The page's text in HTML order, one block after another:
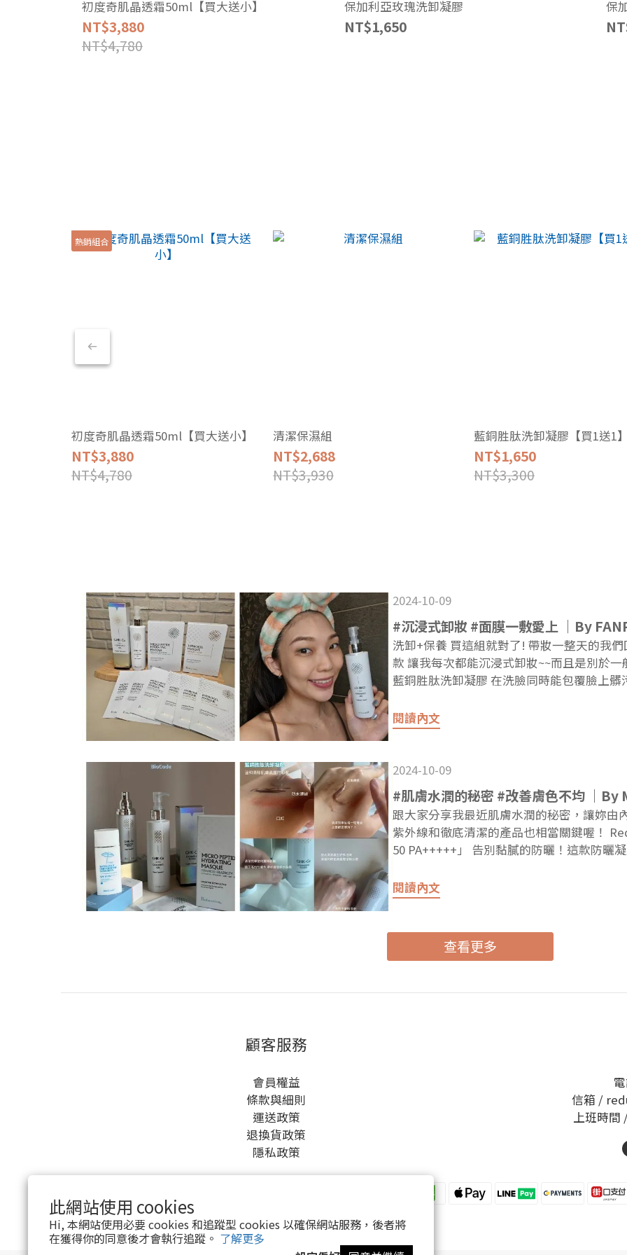
此網站使用 cookies
Hi, 本網站使用必要 cookies 和追蹤型 cookies 以確保網站服務，後者將
在獲得你的同意後才會執行追蹤。 了解更多
初度奇肌晶透霜50ml【買大送小】
NT$3,880
NT$4,780
保加利亞玫瑰洗卸凝膠
NT$1,650
保
熱銷組合
初度奇肌晶透霜50ml【買大送小】
NT$3,880
NT$4,780
清潔保濕組
NT$2,688
NT$3,930
藍銅胜肽洗卸凝膠【買1送1
NT$1,650
NT$3,300
2024-10-09
#沉浸式卸妝 #面膜一敷愛上 ｜By
洗卸+保養 買這組就對了! 帶妝一整天的我
款 讓我每次都能沉浸式卸妝~~而且是別於
藍銅胜肽洗卸凝膠 在洗臉同時能包覆臉上
新， 重點是可以緊緻肌膚‼接著可以直接加
溫和但同時又保持水潤， 洗的時候還有淡
卸妝洗臉的人，一定要試試看這款洗卸二合
的一敷直接愛上 不開團給你們真的不行!!
臉部的保濕緊繃感我超愛~ #初度顏新肌膜
首次使用到這種果凍凝膜最保濕的一款! 完
子玻尿酸以及戀愛因子+洛神花萃取，敷完
殘留臉上的防護膜 讓整個臉好像年輕回春
內含有五胜肽+膠原蛋白，敷完肌膚恢復光
閱讀內文
2024-10-09
#肌膚水潤的秘密 #改善膚色不均 ｜By
跟大家分享我最近肌膚水潤的秘密，讓妳由
紫外線和徹底清潔的產品也相當關鍵喔！ Reduction&Biocode 「水感清透防曬凝露 SPF
50 PA+++++」 告別黏膩的防曬！這款防曬凝露質地輕盈，是一款保護環境友善的海洋配
的問題!此外也新增了鎖水磁石保濕成分，
胜肽水凝露」 這是一款輕精華的凝露，使用起來完全不黏膩，它採用高階微脂囊技術，
還具有強力保濕，讓妳全日水嫩不乾燥，我
膚力十足，這款面膜能密集匯入精華，含有
用它洗臉水潤不乾澀～ 【IG : Mandy】【小
閱讀內文
查看更多
顧客服務
會員權益
條款與細則
運送政策
退換貨政策
隱私政策
信箱 /
上班時